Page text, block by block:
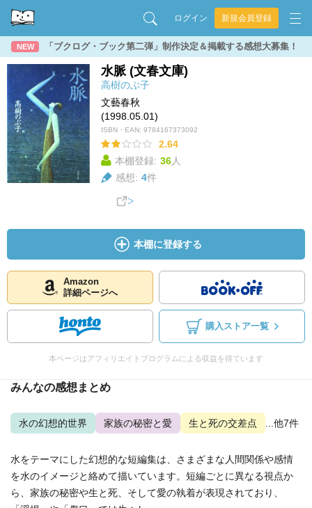
ログイン 新規会員登録
NEW 「ブクログ・ブック第二弾」制作決定＆掲載する感想大募集！
水脈 (文春文庫)
高樹のぶ子
文藝春秋
(1998.05.01)
ISBN・EAN: 9784167373092
2.64
本棚登録: 36人
感想: 4件
本棚に登録する
Amazon
詳細ページへ
購入ストア一覧
本ページはアフィリエイトプログラムによる収益を得ています
みんなの感想まとめ
水の幻想的世界 家族の秘密と愛 生と死の交差点 ...他7件
水をテーマにした幻想的な短編集は、さまざまな人間関係や感情
を水のイメージと絡めて描いています。短編ごとに異なる視点か
ら、家族の秘密や生と死、そして愛の執着が表現されており、